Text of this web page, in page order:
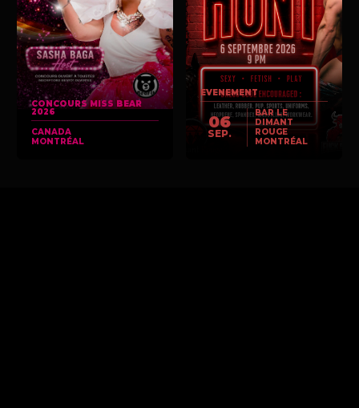
CONCOURS MISS BEAR
2026
CANADA
MONTRÉAL
EVENEMENT
06
SEP.
BAR LE
DIMANT
ROUGE
MONTRÉAL